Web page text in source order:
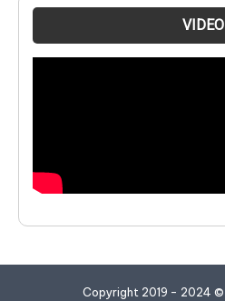
VIDEO
Copyright 2019 - 2024 ©